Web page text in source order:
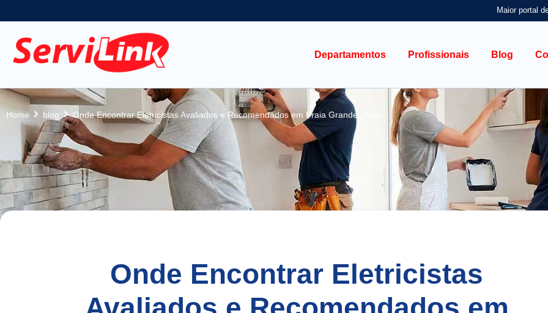
Maior portal
Departamentos Profissionais Blog
Home blog Onde Encontrar Eletricistas Avaliados e Recomendados em Praia Grande, Real
Onde Encontrar Eletricistas